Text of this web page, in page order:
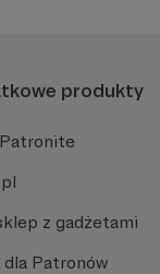
produkty
z gadżetami
dla Patronów